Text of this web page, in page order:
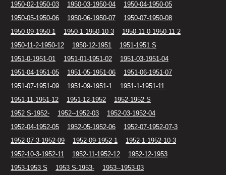
1950-02-1950-03
1950-03-1950-04
1950-04-1950-05
1950-05-1950-06
1950-06-1950-07
1950-07-1950-08
1950-09-1950-1
1950-1-1950-10-3
1950-11-0-1950-11-2
1950-11-2-1950-12
1950-12-1951
1951-1951 S
1951-0-1951-01
1951-01-1951-02
1951-03-1951-04
1951-04-1951-05
1951-05-1951-06
1951-06-1951-07
1951-07-1951-09
1951-09-1951-1
1951-1-1951-11
1951-11-1951-12
1951-12-1952
1952-1952 S
1952 S-1952-
1952--1952-03
1952-03-1952-04
1952-04-1952-05
1952-05-1952-06
1952-07-1952-07-3
1952-07-3-1952-09
1952-09-1952-1
1952-1-1952-10-3
1952-10-3-1952-11
1952-11-1952-12
1952-12-1953
1953-1953 S
1953 S-1953- 1953--1953-03